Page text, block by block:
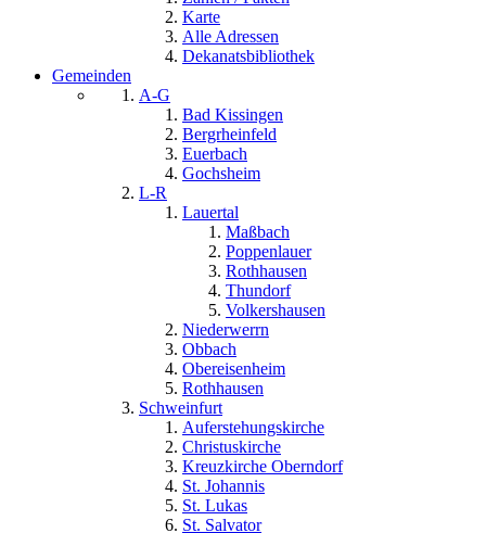
Karte
Alle Adressen
Dekanatsbibliothek
Gemeinden
A-G
Bad Kissingen
Bergrheinfeld
Euerbach
Gochsheim
L-R
Lauertal
Maßbach
Poppenlauer
Rothhausen
Thundorf
Volkershausen
Niederwerrn
Obbach
Obereisenheim
Rothhausen
Schweinfurt
Auferstehungskirche
Christuskirche
Kreuzkirche Oberndorf
St. Johannis
St. Lukas
St. Salvator